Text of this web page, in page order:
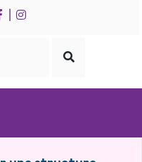
Lancer
recherche